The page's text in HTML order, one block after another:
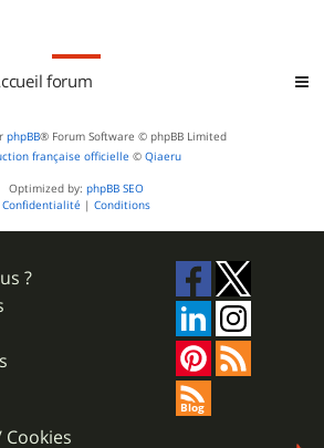
forum
phpBB® Forum Software © phpBB Limited
française officielle © Qiaeru
Optimized by: phpBB SEO
Confidentialité | Conditions
?